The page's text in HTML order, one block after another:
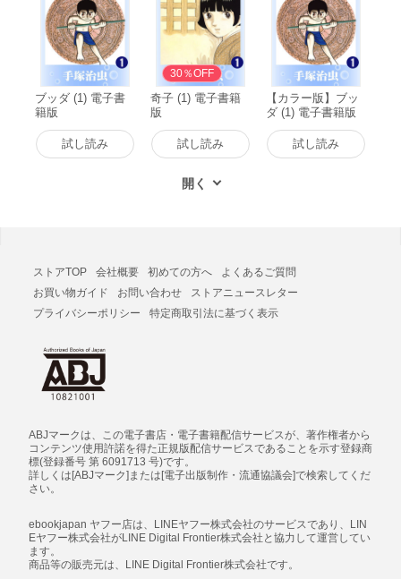
ブッダ (1) 電子書
籍版
試し読み
30％OFF
奇子 (1) 電子書籍
版
試し読み
【カラー版】ブッ
ダ (1) 電子書籍版
試し読み
ストアTOP 会社概要 初めての方へ
よくあるご質問
お買い物ガイド
お問い合わせ
ストアニュースレター
プライバシーポリシー
特定商取引法に基づく表示
ABJマークは、この電子書店・電子書籍配信サービスが、著作権者から
コンテンツ使用許諾を得た正規版配信サービスであることを示す登録商
標(登録番号 第 6091713 号)です。
詳しくは[ABJマーク]または[電子出版制作・流通協議会]で検索してくだ
さい。
ebookjapan ヤフー店は、LINEヤフー株式会社のサービスであり、LIN
Eヤフー株式会社がLINE Digital Frontier株式会社と協力して運営してい
ます。
商品等の販売元は、LINE Digital Frontier株式会社です。